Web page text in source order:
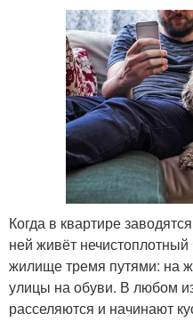
Когда в квартире
ней живёт
жилище тремя путями: на
улицы на обуви. В любом
расселяются и начинают